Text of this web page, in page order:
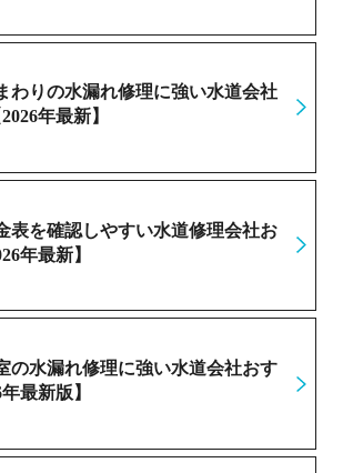
わりの水漏れ修理に強い水道会社
年最新】
表を確認しやすい水道修理会社お
年最新】
の水漏れ修理に強い水道会社おす
最新版】